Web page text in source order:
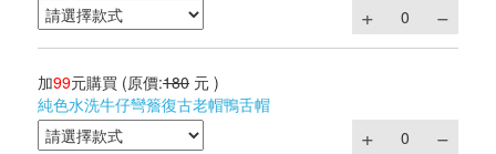
加99元購買 (原價:180 元 )
純色水洗牛仔彎簷復古老帽鴨舌帽